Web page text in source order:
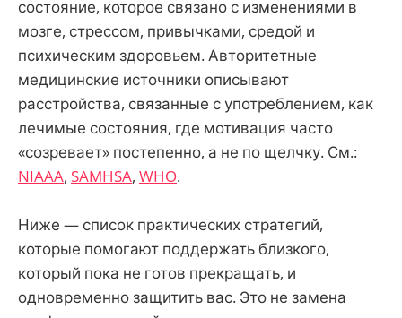
состояние, которое связано с изменениями в
мозге, стрессом, привычками, средой и
психическим здоровьем. Авторитетные
медицинские источники описывают
расстройства, связанные с употреблением, как
лечимые состояния, где мотивация часто
«созревает» постепенно, а не по щелчку. См.:
NIAAA, SAMHSA, WHO.
Ниже — список практических стратегий,
которые помогают поддержать близкого,
который пока не готов прекращать, и
одновременно защитить вас. Это не замена